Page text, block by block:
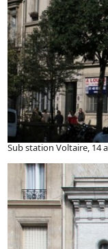
Sub station Voltaire, 14